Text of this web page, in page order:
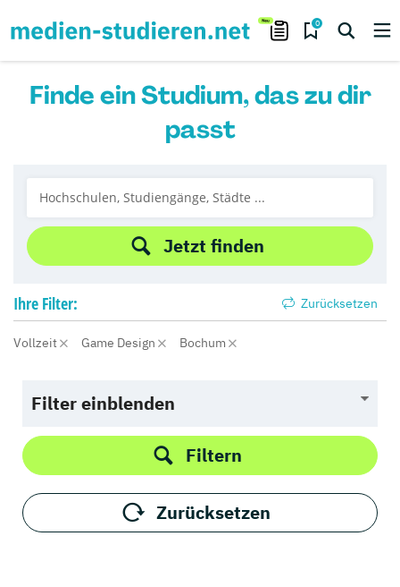
0
Finde ein Studium, das zu dir
passt
Jetzt finden
Ihre Filter: Zurücksetzen
Vollzeit Game Design Bochum
Filter einblenden
Filtern
Zurücksetzen